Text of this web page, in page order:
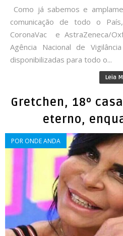
Como já sabemos e
comunicação de todo o
CoronaVac e AstraZeneca/
Agência Nacional de
disponibilizadas para todo o...
Leia
Gretchen, 18º
eterno,
POR ONDE ANDA